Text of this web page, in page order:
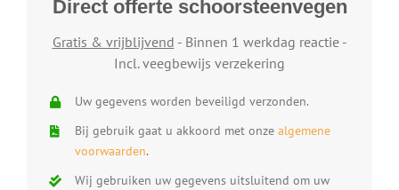
Direct offerte schoorsteenvegen
Gratis & vrijblijvend - Binnen 1 werkdag reactie -
Incl. veegbewijs verzekering
Uw gegevens worden beveiligd verzonden.
Bij gebruik gaat u akkoord met onze algemene
voorwaarden.
Wij gebruiken uw gegevens uitsluitend om uw